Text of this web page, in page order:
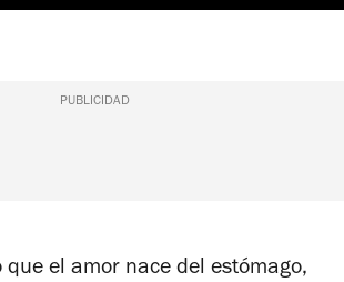
PUBLICIDAD
que el amor nace del estómago,